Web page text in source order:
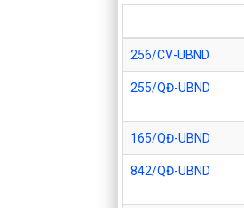
256/CV-UBND
255/QĐ-UBND
165/QĐ-UBND
842/QĐ-UBND